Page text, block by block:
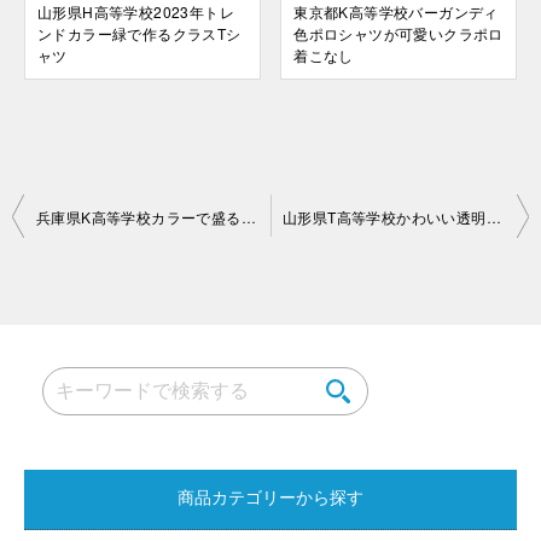
山形県H高等学校2023年トレ
ンドカラー緑で作るクラスTシ
ャツ
東京都K高等学校バーガンディ
色ポロシャツが可愛いクラポロ
着こなし
投
ン
兵庫県K高等学校カラーで盛る可愛いクラストレーナー 山形県T高等学校かわいい透明感あるクラスTシャツ
商品カテゴリーから探す